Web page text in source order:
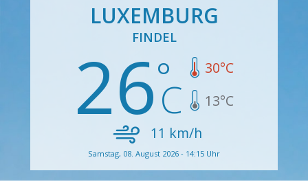
LUXEMBURG
FINDEL
26 30°C
13°C
11 km/h
Samstag, 08. August 2026 - 14:15 Uhr